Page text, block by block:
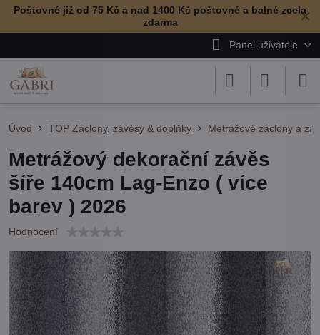
✕
Poštovné již od 75 Kč a nad 1400 Kč poštovné a balné zcela
zdarma
Panel uživatele
Úvod TOP Záclony, závěsy & doplňky Metrážové záclony a
Metrážový dekorační závěs
šíře 140cm Lag-Enzo ( více
barev ) 2026
Hodnocení